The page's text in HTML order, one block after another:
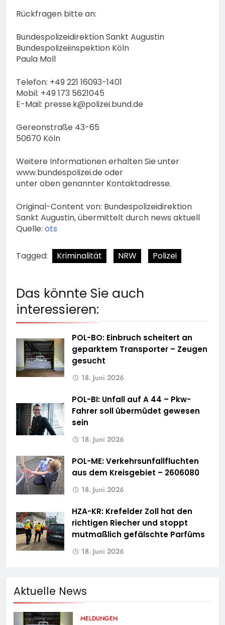
Rückfragen bitte an:
Bundespolizeidirektion Sankt Augustin
Bundespolizeiinspektion Köln
Paula Moll
Telefon: +49 221 16093-1401
Mobil: +49 173 5621045
E-Mail: presse.k@polizei.bund.de
Gereonstraße 43-65
50670 Köln
Weitere Informationen erhalten Sie unter
www.bundespolizei.de oder
unter oben genannter Kontaktadresse.
Original-Content von: Bundespolizeidirektion
Sankt Augustin, übermittelt durch news aktuell
Quelle: ots
Tagged: Kriminalität NRW Polizei
Das könnte Sie auch
interessieren:
POL-BO: Einbruch scheitert an
geparktem Transporter – Zeugen
gesucht
18. Juni 2026
POL-BI: Unfall auf A 44 – Pkw-
Fahrer soll übermüdet gewesen
sein
18. Juni 2026
POL-ME: Verkehrsunfallfluchten
aus dem Kreisgebiet – 2606080
18. Juni 2026
HZA-KR: Krefelder Zoll hat den
richtigen Riecher und stoppt
mutmaßlich gefälschte Parfüms
18. Juni 2026
Aktuelle News
MELDUNGEN